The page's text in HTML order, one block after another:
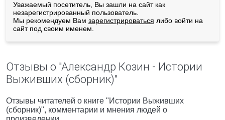
Уважаемый посетитель, Вы зашли на сайт как
незарегистрированный пользователь.
Мы рекомендуем Вам зарегистрироваться либо войти на
сайт под своим именем.
Отзывы о "Александр Козин - Истории
Выживших (сборник)"
Отзывы читателей о книге "Истории Выживших
(сборник)", комментарии и мнения людей о